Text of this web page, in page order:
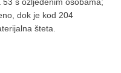
dok je kod 204
šteta.